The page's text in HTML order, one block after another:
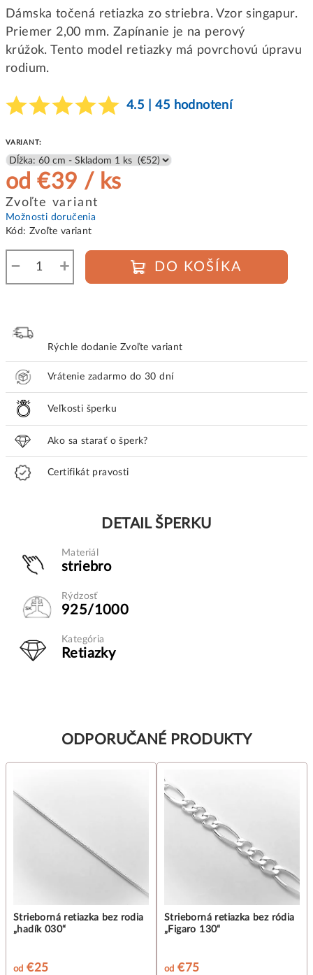
Dámska točená retiazka zo striebra. Vzor singapur.
Priemer 2,00 mm. Zapínanie je na perový
krúžok. Tento model retiazky má povrchovú úpravu
rodium.
4.5 | 45 hodnotení
VARIANT:
od€39 / ks
Jednotková
cena:
Zvoľte variant
Možnosti doručenia
Kód: Zvoľte variant
+
− DO KOŠÍKA
Rýchle dodanie Zvoľte variant
Vrátenie zadarmo do 30 dní
Veľkosti šperku
Ako sa starať o šperk?
Certifikát pravosti
DETAIL ŠPERKU
Materiál
striebro
Rýdzosť
925/1000
Kategória
Retiazky
ODPORUČANÉ PRODUKTY
Strieborná retiazka bez rodia
„hadík 030“
od €25
Strieborná retiazka bez ródia
„Figaro 130“
od €75